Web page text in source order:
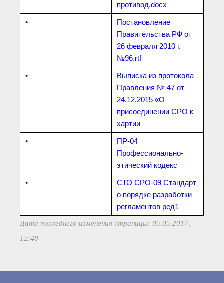
Законодательство РФ по
техническим регламентам
Повышение квалификации,
профессиональная
переподготовка
противод.docx
•
Постановление
Правительства РФ от
26 февраля 2010 г.
№96.rtf
•
Выписка из протокола
Правления № 47 от
24.12.2015 «О
присоединении СРО к
хартии
•
ПР-04
Профессионально-
этический кодекс
•
СТО СРО-09 Стандарт
о порядке разработки
регламентов ред1
Дата последнего изменения страницы: 05.05.2017,
12:48